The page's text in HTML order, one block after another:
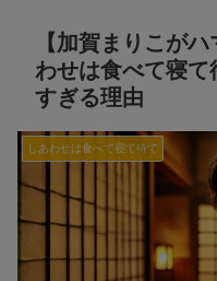
【加賀まりこが
わせは食べて寝て
すぎる理由
しあわせは食べて寝て待て